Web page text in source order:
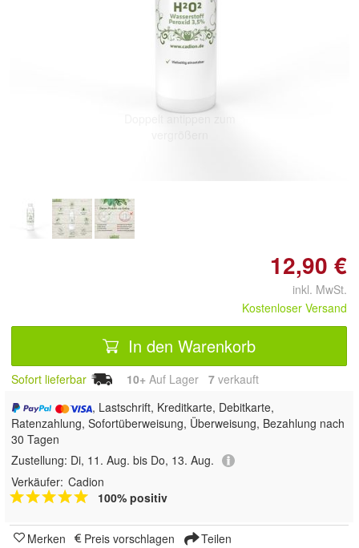
Doppelt antippen zum
12,90 €
inkl. MwSt.
Kostenloser Versand
In den Warenkorb
Sofort lieferbar 10+ Auf Lager 7 verkauft
, Lastschrift, Kreditkarte, Debitkarte,
Ratenzahlung, Sofortüberweisung, Überweisung, Bezahlung nach
30 Tagen
Zustellung: Di, 11. Aug. bis Do, 13. Aug.
Verkäufer: Cadion
100% positiv
Merken Preis vorschlagen Teilen